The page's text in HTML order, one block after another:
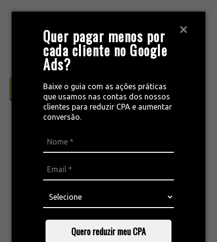
Quer pagar menos por
cada cliente no Google
Ads?
Baixe o guia com as ações práticas
que usamos nas contas dos nossos
clientes para reduzir CPA e aumentar
conversão.
Quero reduzir meu CPA
Estratégia & Inteligência de Mercado